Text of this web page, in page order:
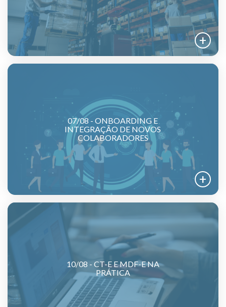
07/08 - ONBOARDING E
INTEGRAÇÃO DE NOVOS
COLABORADORES
10/08 - CT-E E MDF-E NA
PRÁTICA